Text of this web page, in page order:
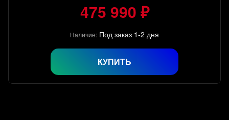
475 990 ₽
Наличие: Под заказ 1-2 дня
КУПИТЬ